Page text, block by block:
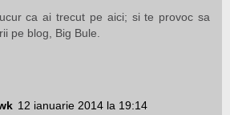
ca ai trecut pe aici; si te provoc sa
pe blog, Big Bule.
12 ianuarie 2014 la 19:14